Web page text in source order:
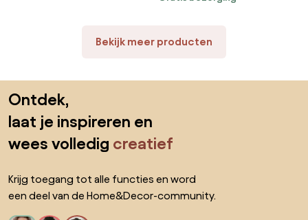
Bekijk meer producten
Ontdek,
laat je inspireren en
wees volledig creatief
Krijg toegang tot alle functies en word
een deel van de Home&Decor-community.